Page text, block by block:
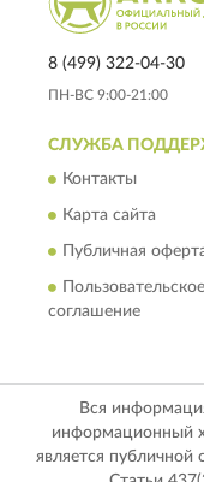
8 (499) 322-04-30
ПН-ВС 9:00-21:00
СЛУЖБА
Контакты
Карта сайта
Публичная
Пользовательское
соглашение
Вся
информационный
является